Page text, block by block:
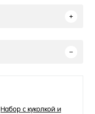
Набор с куколкой и